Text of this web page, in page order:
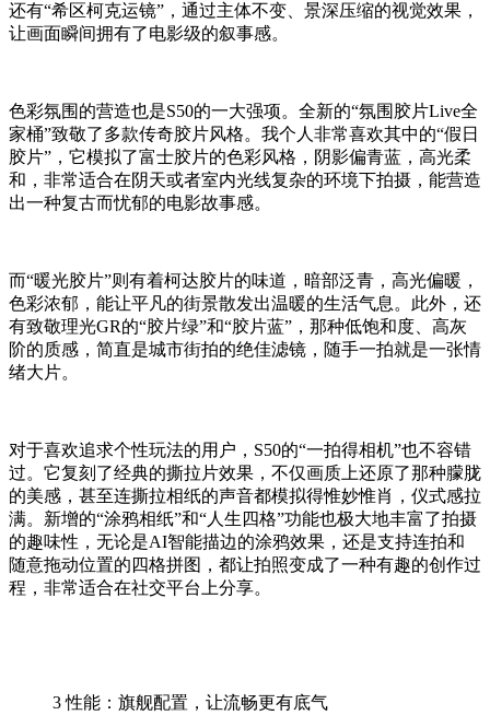
还有“希区柯克运镜”，通过主体不变、景深压缩的视觉效果，
让画面瞬间拥有了电影级的叙事感。
色彩氛围的营造也是S50的一大强项。全新的“氛围胶片Live全
家桶”致敬了多款传奇胶片风格。我个人非常喜欢其中的“假日
胶片”，它模拟了富士胶片的色彩风格，阴影偏青蓝，高光柔
和，非常适合在阴天或者室内光线复杂的环境下拍摄，能营造
出一种复古而忧郁的电影故事感。
而“暖光胶片”则有着柯达胶片的味道，暗部泛青，高光偏暖，
色彩浓郁，能让平凡的街景散发出温暖的生活气息。此外，还
有致敬理光GR的“胶片绿”和“胶片蓝”，那种低饱和度、高灰
阶的质感，简直是城市街拍的绝佳滤镜，随手一拍就是一张情
绪大片。
对于喜欢追求个性玩法的用户，S50的“一拍得相机”也不容错
过。它复刻了经典的撕拉片效果，不仅画质上还原了那种朦胧
的美感，甚至连撕拉相纸的声音都模拟得惟妙惟肖，仪式感拉
满。新增的“涂鸦相纸”和“人生四格”功能也极大地丰富了拍摄
的趣味性，无论是AI智能描边的涂鸦效果，还是支持连拍和
随意拖动位置的四格拼图，都让拍照变成了一种有趣的创作过
程，非常适合在社交平台上分享。
3性能：旗舰配置，让流畅更有底气